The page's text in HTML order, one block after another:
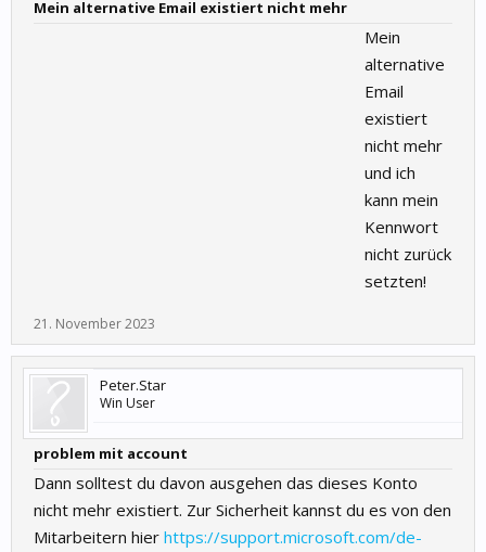
Mein alternative Email existiert nicht mehr
Mein
alternative
Email
existiert
nicht mehr
und ich
kann mein
Kennwort
nicht zurück
setzten!
21. November 2023
Peter.Star
Win User
problem mit account
Dann solltest du davon ausgehen das dieses Konto
nicht mehr existiert. Zur Sicherheit kannst du es von den
Mitarbeitern hier https://support.microsoft.com/de-